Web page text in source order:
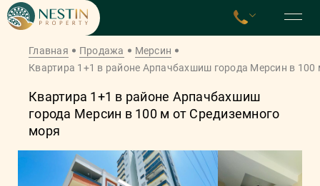
Главная Продажа
Мерсин
Квартира 1+1 в районе Арпачбахшиш города Мерсин в 100
Квартира 1+1 в районе Арпачбахшиш
города Мерсин в 100 м от Средиземного
моря